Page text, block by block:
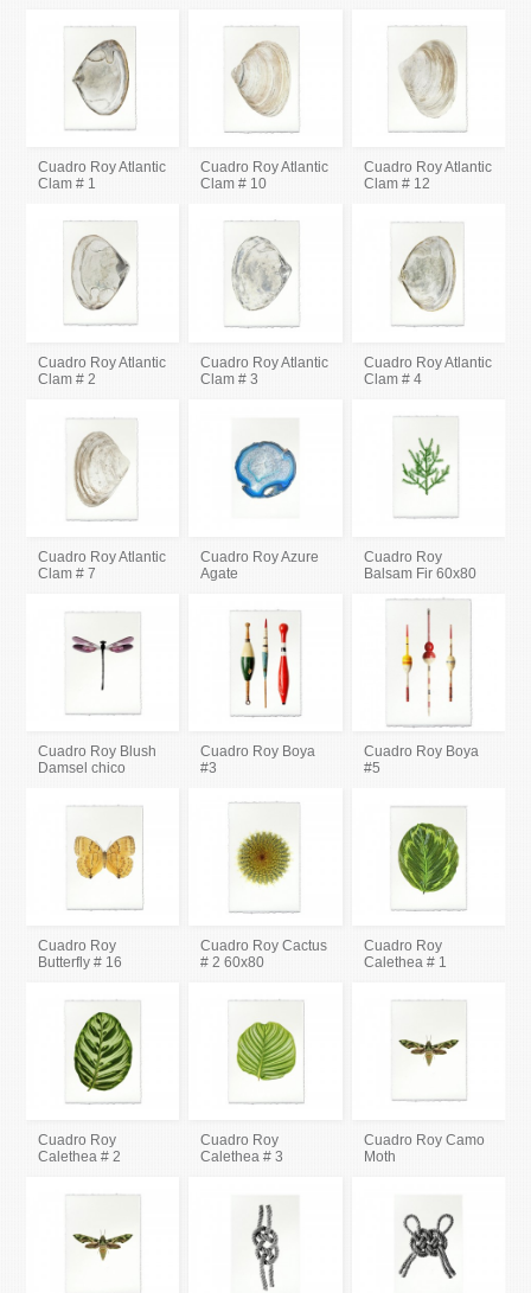
Cuadro Roy Atlantic
Clam # 1
Cuadro Roy Atlantic
Clam # 10
Cuadro Roy Atlantic
Clam # 12
Cuadro Roy Atlantic
Clam # 2
Cuadro Roy Atlantic
Clam # 3
Cuadro Roy Atlantic
Clam # 4
Cuadro Roy Atlantic
Clam # 7
Cuadro Roy Azure
Agate
Cuadro Roy
Balsam Fir 60x80
Cuadro Roy Blush
Damsel chico
Cuadro Roy Boya
#3
Cuadro Roy Boya
#5
Cuadro Roy
Butterfly # 16
Cuadro Roy Cactus
# 2 60x80
Cuadro Roy
Calethea # 1
Cuadro Roy
Calethea # 2
Cuadro Roy
Calethea # 3
Cuadro Roy Camo
Moth